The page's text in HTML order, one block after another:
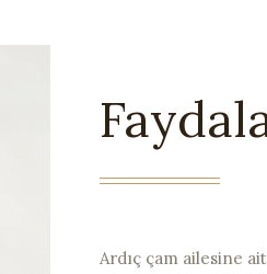
Ardıç çam ailesine